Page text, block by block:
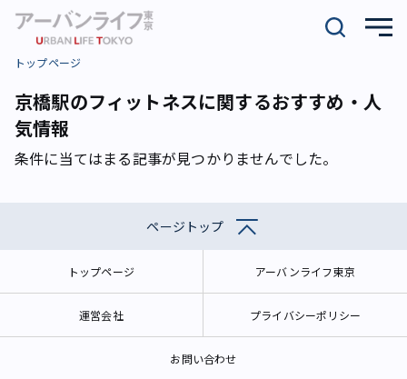
トップページ
京橋駅のフィットネスに関するおすすめ・人
気情報
条件に当てはまる記事が見つかりませんでした。
ページトップ
トップページ アーバンライフ東京
運営会社 プライバシーポリシー
お問い合わせ